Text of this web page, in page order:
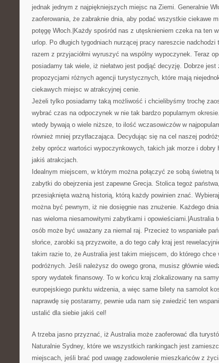
jednak jednym z najpiękniejszych miejsc na Ziemi. Generalnie
zaoferowania, że zabraknie dnia, aby podać wszystkie ciekawe
potęgę Włoch.|Każdy spośród nas z utęsknieniem czeka na ten
urlop. Po długich tygodniach nurzącej pracy nareszcie
razem z przyjaciółmi wyruszyć na wspólny wypoczynek. Teraz
posiadamy tak wiele, iż niełatwo jest podjąć decyzję. Dobrze jest
propozycjami różnych agencji turystycznych, które mają
ciekawych miejsc w atrakcyjnej cenie.
Jeżeli tylko posiadamy taką możliwość i chcielibyśmy trochę
wybrać czas na odpoczynek w nie tak bardzo popularnym
wtedy bywają o wiele niższe, to ilość wczasowiczów w
również mniej przytłaczająca. Decydując się na cel naszej
żeby oprócz wartości wypoczynkowych, takich jak morze i dobry
jakiś atrakcjach.
Idealnym miejscem, w którym można połączyć ze sobą świetną
zabytki do obejrzenia jest zapewne Grecja. Stolica tegoż
przesiąknięta ważną historią, którą każdy powinien znać.
można być pewnym, iż nie dosięgnie nas znużenie. Każdego
nas wieloma niesamowitymi zabytkami i opowieściami.|Australia
osób może być uważany za niemal raj. Przecież to wspaniałe
słońce, zarobki są przyzwoite, a do tego cały kraj jest
takim razie to, że Australia jest takim miejscem, do którego chce
podróżnych. Jeśli należysz do owego grona, musisz głównie
spory wydatek finansowy. To w końcu kraj zlokalizowany na
europejskiego punktu widzenia, a więc same bilety na samolot
naprawdę się postaramy, pewnie uda nam się zwiedzić ten
ustalić dla siebie jakiś cel!
A trzeba jasno przyznać, iż Australia może zaoferować dla
Naturalnie Sydney, które we wszystkich rankingach jest
miejscach, jeśli brać pod uwagę zadowolenie mieszkańców z